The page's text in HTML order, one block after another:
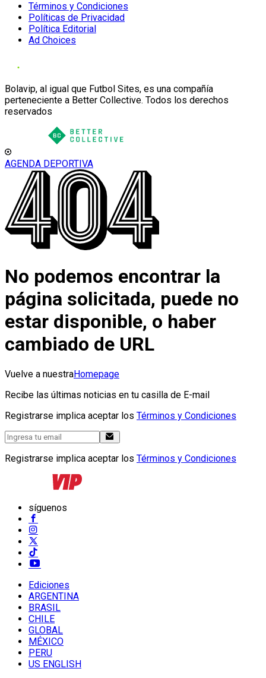
Términos y Condiciones
Políticas de Privacidad
Política Editorial
Ad Choices
Bolavip, al igual que Futbol Sites, es una compañía
perteneciente a Better Collective. Todos los derechos
reservados
AGENDA DEPORTIVA
No podemos encontrar la
página solicitada, puede no
estar disponible, o haber
cambiado de URL
Vuelve a nuestraHomepage
Recibe las últimas noticias en tu casilla de E-mail
Registrarse implica aceptar los Términos y Condiciones
Registrarse implica aceptar los Términos y Condiciones
síguenos
Ediciones
ARGENTINA
BRASIL
CHILE
GLOBAL
MÉXICO
PERU
US ENGLISH